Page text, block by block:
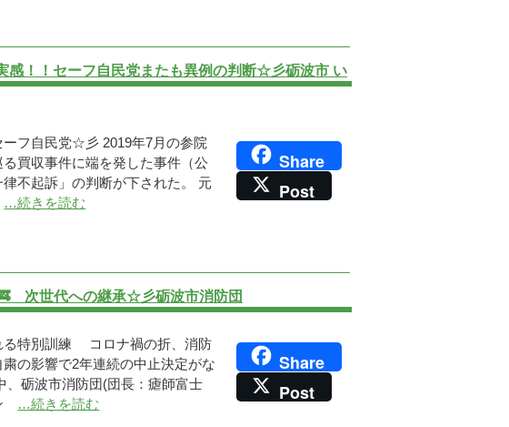
感！！セーフ自民党またも異例の判断☆彡砺波市 い
ーフ自民党☆彡 2019年7月の参院
買収事件に端を発した事件（公
不起訴」の判断が下された。 元
…続きを読む
Share
Post
次世代への継承☆彡砺波市消防団
る特別訓練 コロナ禍の折、消防
の影響で2年連続の中止決定がな
、砺波市消防団(団長：瘧師富士
…続きを読む
Share
Post